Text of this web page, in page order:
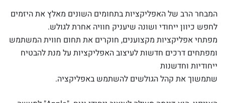
המבחר הרב של האפליקציות בתחומים השונים מאלץ את היזמים
לחפש כיוון ייחודי ושונה שיעניק חוויה אחרת לגולש.
מפתחי אפליקציות מקצוענים, חוקרים את תחום חווית המשתמש
ומפתחים דרכים חדשות לעיצוב האפליקציות על מנת להבטיח
ייחודיות וחדשנות
שתמשוך את קהל הגולשים להשתמש באפליקציה.